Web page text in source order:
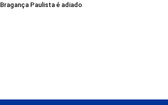
Bragança Paulista é adiado